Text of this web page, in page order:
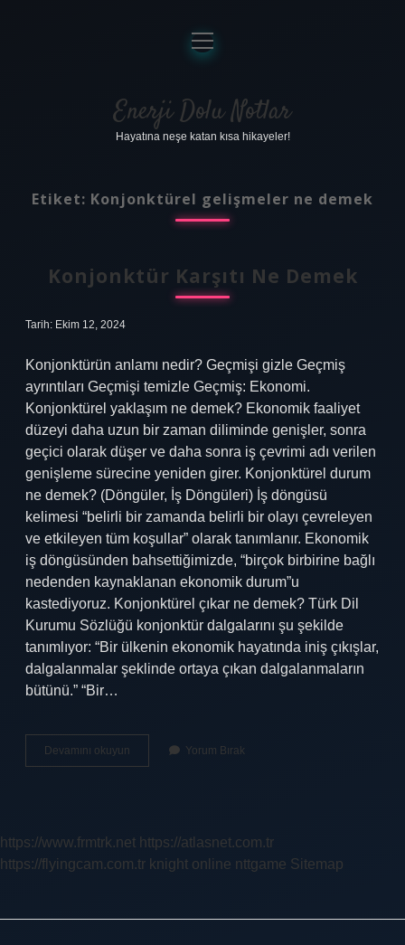
Anasayfa
Gizlilik Politikası
Yasal Uyarı
menüyü
aç
Enerji Dolu Notlar
Hayatına neşe katan kısa hikayeler!
Etiket: Konjonktürel gelişmeler ne demek
Konjonktür Karşıtı Ne Demek
Tarih: Ekim 12, 2024
Konjonktürün anlamı nedir? Geçmişi gizle Geçmiş
ayrıntıları Geçmişi temizle Geçmiş: Ekonomi.
Konjonktürel yaklaşım ne demek? Ekonomik faaliyet
düzeyi daha uzun bir zaman diliminde genişler, sonra
geçici olarak düşer ve daha sonra iş çevrimi adı verilen
genişleme sürecine yeniden girer. Konjonktürel durum
ne demek? (Döngüler, İş Döngüleri) İş döngüsü
kelimesi “belirli bir zamanda belirli bir olayı çevreleyen
ve etkileyen tüm koşullar” olarak tanımlanır. Ekonomik
iş döngüsünden bahsettiğimizde, “birçok birbirine bağlı
nedenden kaynaklanan ekonomik durum”u
kastediyoruz. Konjonktürel çıkar ne demek? Türk Dil
Kurumu Sözlüğü konjonktür dalgalarını şu şekilde
tanımlıyor: “Bir ülkenin ekonomik hayatında iniş çıkışlar,
dalgalanmalar şeklinde ortaya çıkan dalgalanmaların
bütünü.” “Bir…
Devamını okuyun Konjonktür
Karşıtı
Yorum Bırak
https://www.frmtrk.net https://atlasnet.com.tr
https://flyingcam.com.tr knight online nttgame Sitemap